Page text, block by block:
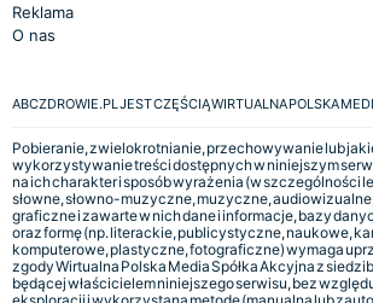
Reklama
O nas
ABCZDROWIE.PL JEST CZĘŚCIĄ WIRTUALNA POLSKA
Pobieranie, zwielokrotnianie, przechowywanie lub
wykorzystywanie treści dostępnych w niniejszym
na ich charakter i sposób wyrażenia (w szczególności
słowne, słowno-muzyczne, muzyczne,
graficzne i zawarte w nich dane i informacje, bazy
oraz formę (np. literackie, publicystyczne, naukowe,
komputerowe, plastyczne, fotograficzne) wymaga
zgody Wirtualna Polska Media Spółka Akcyjna z
będącej właścicielem niniejszego serwisu, bez